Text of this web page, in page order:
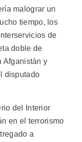
malograr un
tiempo, los
de
doble de
Afganistán y
disputado
del Interior
en el terrorismo
a